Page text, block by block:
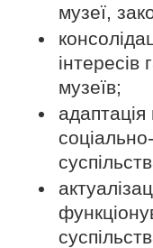
музеї,
інтересів
музеїв;